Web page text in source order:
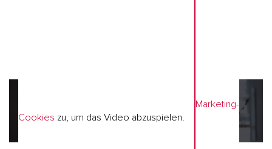
Verwendung von Marketing-
Cookies zu, um das Video abzuspielen.